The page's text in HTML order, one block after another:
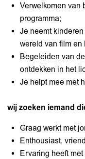
Verwelkomen van
programma;
Je neemt
wereld van film en
Begeleiden van
ontdekken in het
Je helpt mee met
wij zoeken iemand
Graag werkt met
Enthousiast,
Ervaring heeft